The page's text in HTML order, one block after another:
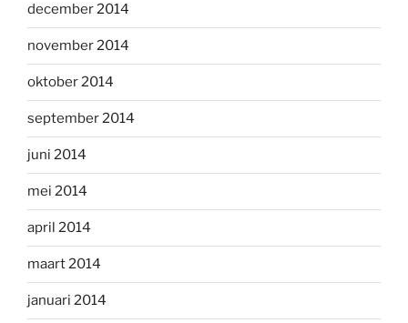
december 2014
november 2014
oktober 2014
september 2014
juni 2014
mei 2014
april 2014
maart 2014
januari 2014